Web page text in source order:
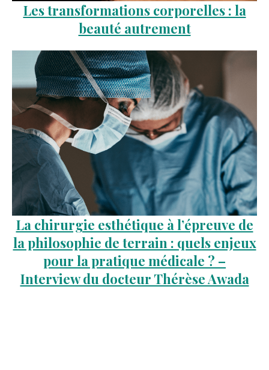
Les transformations corporelles : la
beauté autrement
La chirurgie esthétique à l’épreuve de
la philosophie de terrain : quels enjeux
pour la pratique médicale ? –
Interview du docteur Thérèse Awada